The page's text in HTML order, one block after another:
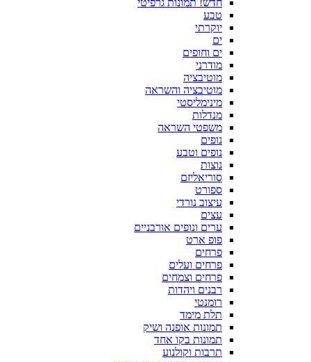
טבע
יוקרתי
ים
ים וחופים
מודרני
מוטיבציה
מוטיבציה והשראה
מינימליסטי
מנדלות
משפטי השראה
נופים
נופים וטבע
נוצות
סוריאליזם
ספורט
עיצוב נורדי
עצים
ערים ונופים אורבניים
פופ ארט
פרחים
פרחים ועלים
פרחים וצמחים
רבנים ויהדות
רומנטי
תלת מימד
תמונות אופנה ושיק
תמונות בקו אחד
תרבות וקולנוע